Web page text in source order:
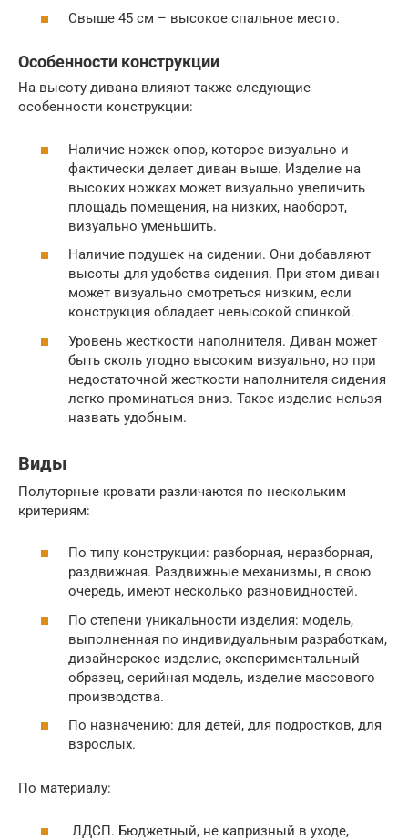
Свыше 45 см – высокое спальное место.
Особенности конструкции
На высоту дивана влияют также следующие
особенности конструкции:
Наличие ножек-опор, которое визуально и
фактически делает диван выше. Изделие на
высоких ножках может визуально увеличить
площадь помещения, на низких, наоборот,
визуально уменьшить.
Наличие подушек на сидении. Они добавляют
высоты для удобства сидения. При этом диван
может визуально смотреться низким, если
конструкция обладает невысокой спинкой.
Уровень жесткости наполнителя. Диван может
быть сколь угодно высоким визуально, но при
недостаточной жесткости наполнителя сидения
легко проминаться вниз. Такое изделие нельзя
назвать удобным.
Виды
Полуторные кровати различаются по нескольким
критериям:
По типу конструкции: разборная, неразборная,
раздвижная. Раздвижные механизмы, в свою
очередь, имеют несколько разновидностей.
По степени уникальности изделия: модель,
выполненная по индивидуальным разработкам,
дизайнерское изделие, экспериментальный
образец, серийная модель, изделие массового
производства.
По назначению: для детей, для подростков, для
взрослых.
По материалу:
ЛДСП. Бюджетный, не капризный в уходе,